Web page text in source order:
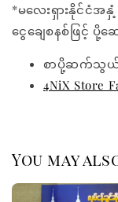
*မလေးရှားနိုင်ငံအ
ငွေချေစနစ်ဖြင့် ပို့
စာပို့ဆက်သွ
4NiX Store
You may